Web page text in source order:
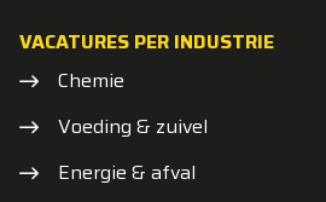
VACATURES PER INDUSTRIE
Chemie
Voeding & zuivel
Energie & afval